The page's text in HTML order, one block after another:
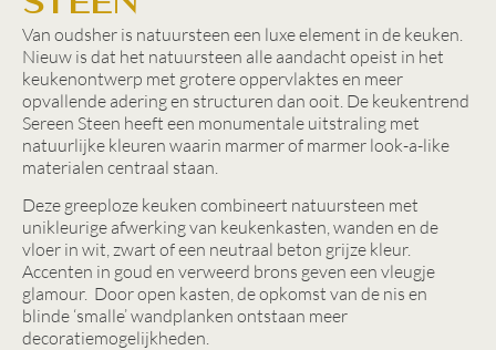
Van oudsher is natuursteen een luxe element in de keuken.
Nieuw is dat het natuursteen alle aandacht opeist in het
keukenontwerp met grotere oppervlaktes en meer
opvallende adering en structuren dan ooit. De keukentrend
Sereen Steen heeft een monumentale uitstraling met
natuurlijke kleuren waarin marmer of marmer look-a-like
materialen centraal staan.
Deze greeploze keuken combineert natuursteen met
unikleurige afwerking van keukenkasten, wanden en de
vloer in wit, zwart of een neutraal beton grijze kleur.
Accenten in goud en verweerd brons geven een vleugje
glamour. Door open kasten, de opkomst van de nis en
blinde ‘smalle’ wandplanken ontstaan meer
decoratiemogelijkheden.